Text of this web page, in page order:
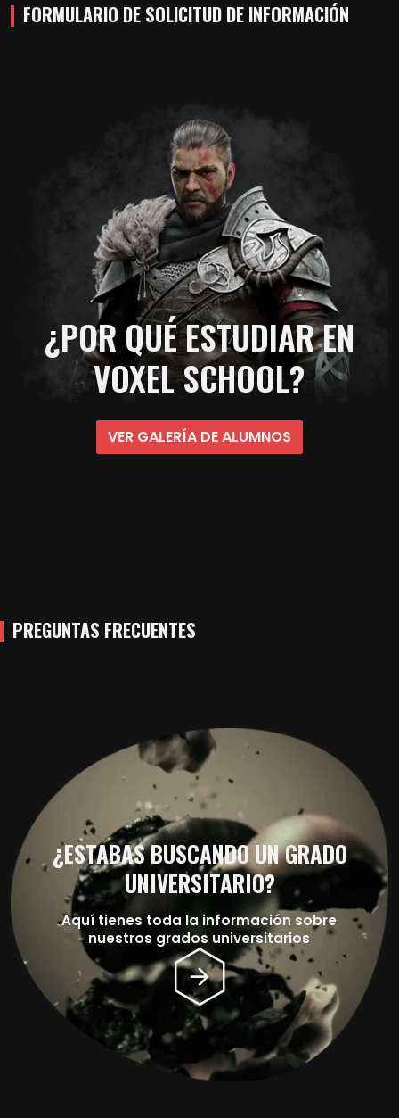
FORMULARIO DE SOLICITUD DE INFORMACIÓN
¿POR QUÉ ESTUDIAR EN
VOXEL SCHOOL?
VER GALERÍA DE ALUMNOS
PREGUNTAS FRECUENTES
¿ESTABAS BUSCANDO UN GRADO
UNIVERSITARIO?
Aquí tienes toda la información sobre
nuestros grados universitarios